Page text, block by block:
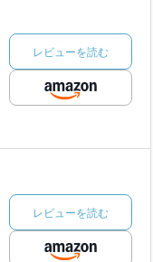
レビューを読む
レビューを読む